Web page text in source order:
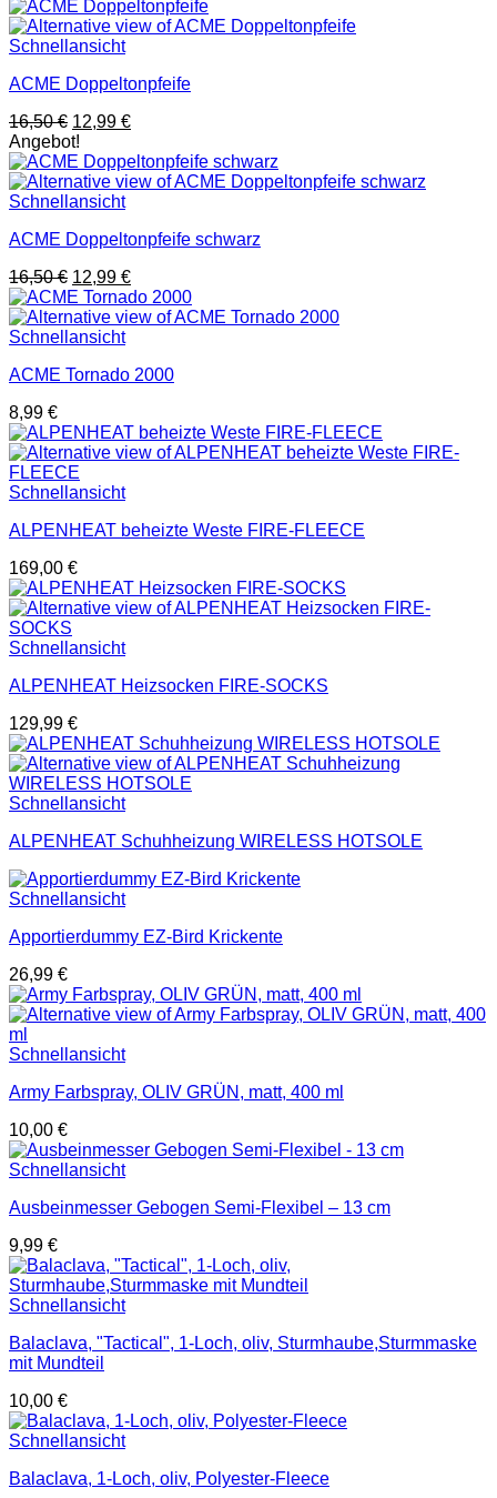
Schnellansicht
ACME Doppeltonpfeife
16,50€ Ursprünglicher
Preis
war:
16,50 €
12,99 €Aktueller
ist:
12,99 €.
Angebot!
Schnellansicht
ACME Doppeltonpfeife schwarz
16,50€ Ursprünglicher
Preis
war:
16,50 €
12,99 €Aktueller
Preis
ist:
Schnellansicht
ACME Tornado 2000
8,99 €
Schnellansicht
ALPENHEAT beheizte Weste FIRE-FLEECE
169,00 €
Schnellansicht
ALPENHEAT Heizsocken FIRE-SOCKS
129,99 €
Schnellansicht
ALPENHEAT Schuhheizung WIRELESS HOTSOLE
Schnellansicht
Apportierdummy EZ-Bird Krickente
26,99 €
Schnellansicht
Army Farbspray, OLIV GRÜN, matt, 400 ml
10,00 €
Schnellansicht
Ausbeinmesser Gebogen Semi-Flexibel – 13 cm
9,99 €
Schnellansicht
Balaclava, "Tactical", 1-Loch, oliv, Sturmhaube,Sturmmaske
mit Mundteil
10,00 €
Schnellansicht
Balaclava, 1-Loch, oliv, Polyester-Fleece